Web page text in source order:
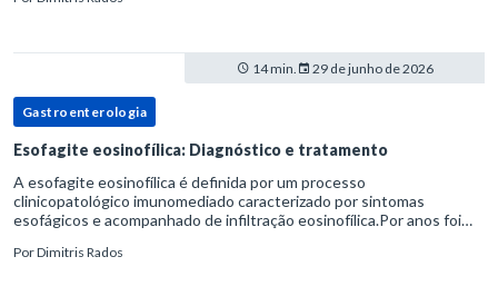
14 min. 29 de junho de 2026
Gastroenterologia
Esofagite eosinofílica: Diagnóstico e tratamento
A esofagite eosinofílica é definida por um processo
clinicopatológico imunomediado caracterizado por sintomas
esofágicos e acompanhado de infiltração eosinofílica.Por anos foi
refluxo gastr
PorDimitris Rados